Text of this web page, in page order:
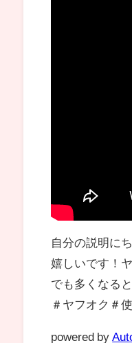
自分の説明に
嬉しいです！
でも多くなる
＃ヤフオク＃
powered by